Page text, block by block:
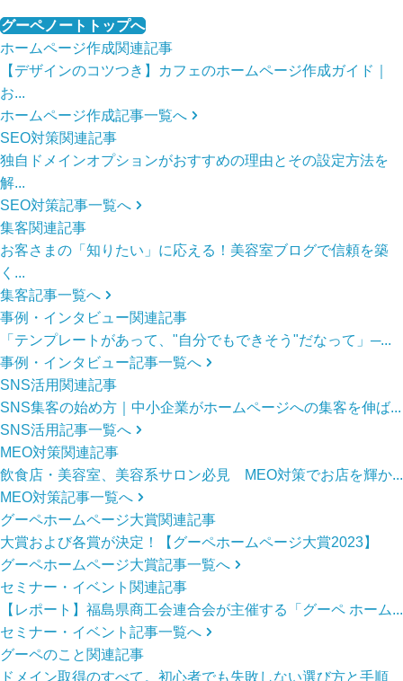
グーペノートトップへ
ホームページ作成関連記事
【デザインのコツつき】カフェのホームページ作成ガイド｜
お...
ホームページ作成記事一覧へ
SEO対策関連記事
独自ドメインオプションがおすすめの理由とその設定方法を
解...
SEO対策記事一覧へ
集客関連記事
お客さまの「知りたい」に応える！美容室ブログで信頼を築
く...
集客記事一覧へ
事例・インタビュー関連記事
「テンプレートがあって、"自分でもできそう"だなって」─...
事例・インタビュー記事一覧へ
SNS活用関連記事
SNS集客の始め方｜中小企業がホームページへの集客を伸ば...
SNS活用記事一覧へ
MEO対策関連記事
飲食店・美容室、美容系サロン必見 MEO対策でお店を輝か...
MEO対策記事一覧へ
グーペホームページ大賞関連記事
大賞および各賞が決定！【グーペホームページ大賞2023】
グーペホームページ大賞記事一覧へ
セミナー・イベント関連記事
【レポート】福島県商工会連合会が主催する「グーペ ホーム...
セミナー・イベント記事一覧へ
グーペのこと関連記事
ドメイン取得のすべて。初心者でも失敗しない選び方と手順